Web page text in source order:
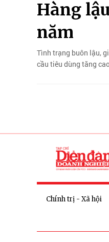
Hàng
năm
Tình trạng buôn lậu,
cầu tiêu dùng tăng
Chính trị - Xã hội